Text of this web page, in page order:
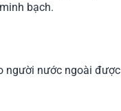
bạch.
người nước ngoài được